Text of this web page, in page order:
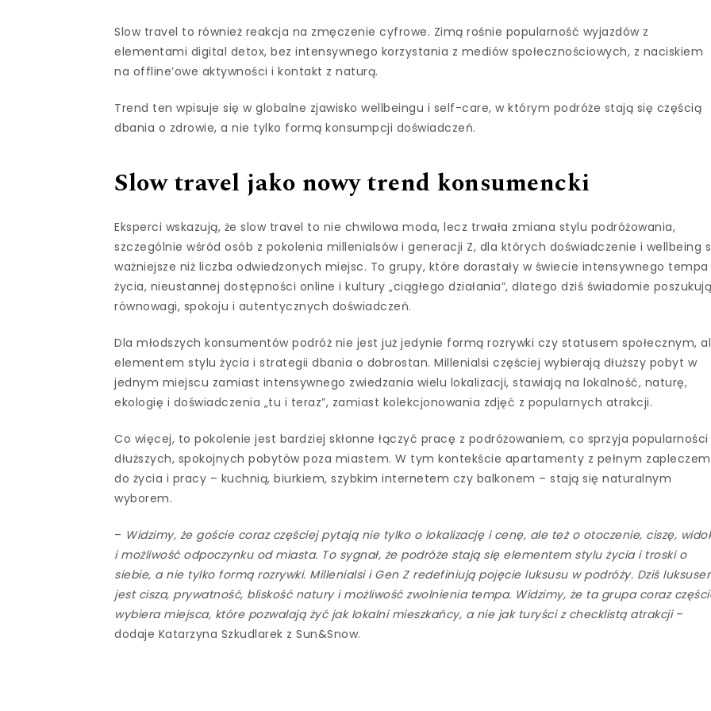
Slow travel to również reakcja na zmęczenie cyfrowe. Zimą rośnie popularność wyjazdów z
elementami digital detox, bez intensywnego korzystania z mediów społecznościowych, z naciskiem
na offline’owe aktywności i kontakt z naturą.
Trend ten wpisuje się w globalne zjawisko wellbeingu i self-care, w którym podróże stają się częścią
dbania o zdrowie, a nie tylko formą konsumpcji doświadczeń.
Slow travel jako nowy trend konsumencki
Eksperci wskazują, że slow travel to nie chwilowa moda, lecz trwała zmiana stylu podróżowania,
szczególnie wśród osób z pokolenia millenialsów i generacji Z, dla których doświadczenie i wellbeing
ważniejsze niż liczba odwiedzonych miejsc. To grupy, które dorastały w świecie intensywnego tempa
życia, nieustannej dostępności online i kultury „ciągłego działania”, dlatego dziś świadomie poszukują
równowagi, spokoju i autentycznych doświadczeń.
Dla młodszych konsumentów podróż nie jest już jedynie formą rozrywki czy statusem społecznym,
elementem stylu życia i strategii dbania o dobrostan. Millenialsi częściej wybierają dłuższy pobyt w
jednym miejscu zamiast intensywnego zwiedzania wielu lokalizacji, stawiają na lokalność, naturę,
ekologię i doświadczenia „tu i teraz”, zamiast kolekcjonowania zdjęć z popularnych atrakcji.
Co więcej, to pokolenie jest bardziej skłonne łączyć pracę z podróżowaniem, co sprzyja popularności
dłuższych, spokojnych pobytów poza miastem. W tym kontekście apartamenty z pełnym zapleczem
do życia i pracy – kuchnią, biurkiem, szybkim internetem czy balkonem – stają się naturalnym
wyborem.
– Widzimy, że goście coraz częściej pytają nie tylko o lokalizację i cenę, ale też o otoczenie, ciszę,
i możliwość odpoczynku od miasta. To sygnał, że podróże stają się elementem stylu życia i troski o
siebie, a nie tylko formą rozrywki. Millenialsi i Gen Z redefiniują pojęcie luksusu w podróży. Dziś
jest cisza, prywatność, bliskość natury i możliwość zwolnienia tempa. Widzimy, że ta grupa coraz
wybiera miejsca, które pozwalają żyć jak lokalni mieszkańcy, a nie jak turyści z checklistą atrakcji–
dodaje Katarzyna Szkudlarek z Sun&Snow.